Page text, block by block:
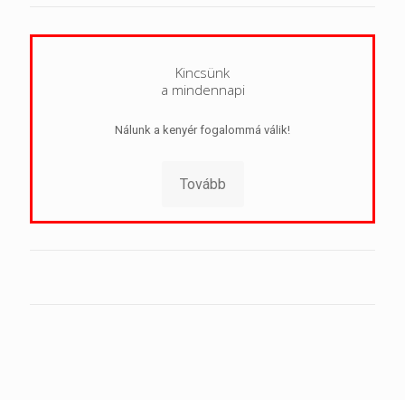
Kincsünk
a mindennapi
Nálunk a kenyér fogalommá válik!
Tovább